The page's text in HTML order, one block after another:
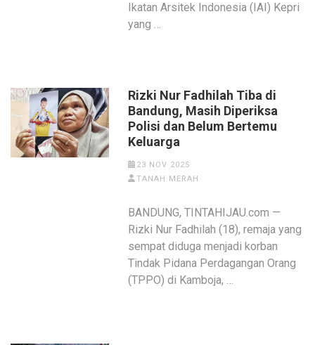
Ikatan Arsitek Indonesia (IAI) Kepri
yang …
Rizki Nur Fadhilah Tiba di
Bandung, Masih Diperiksa
Polisi dan Belum Bertemu
Keluarga
23 NOV 2025
TANAH MERAH
BANDUNG, TINTAHIJAU.com —
Rizki Nur Fadhilah (18), remaja yang
sempat diduga menjadi korban
Tindak Pidana Perdagangan Orang
(TPPO) di Kamboja, …